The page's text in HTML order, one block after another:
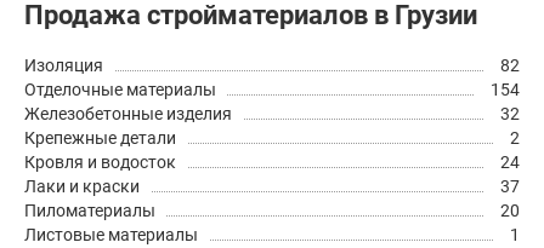
Продажа стройматериалов в Грузии
Изоляция
82
Отделочные материалы
154
Железобетонные изделия
32
Крепежные детали
2
Кровля и водосток
24
Лаки и краски
37
Пиломатериалы
20
Листовые материалы
1